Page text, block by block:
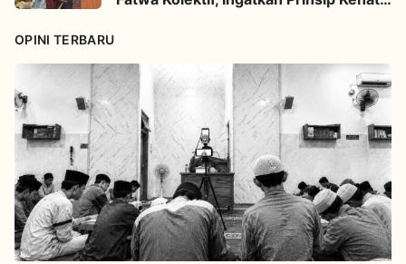
OPINI TERBARU